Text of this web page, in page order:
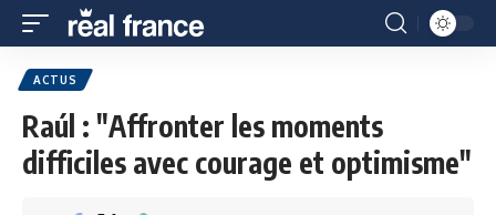
ACTUS
Raúl : "Affronter les moments
difficiles avec courage et optimisme"